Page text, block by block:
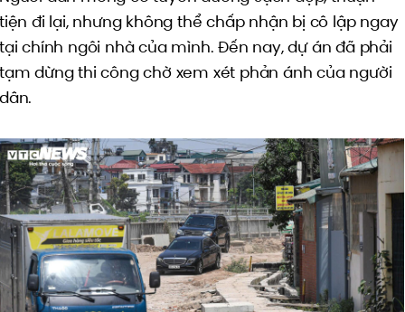
tiện đi lại, nhưng không thể chấp nhận bị cô lập ngay
tại chính ngôi nhà của mình. Đến nay, dự án đã phải
tạm dừng thi công chờ xem xét phản ánh của người
dân.